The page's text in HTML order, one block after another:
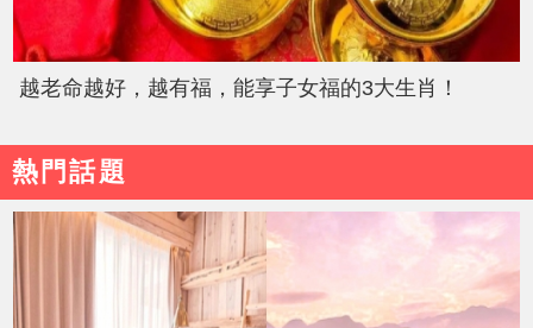
越老命越好，越有福，能享子女福的3大生肖！
熱門話題